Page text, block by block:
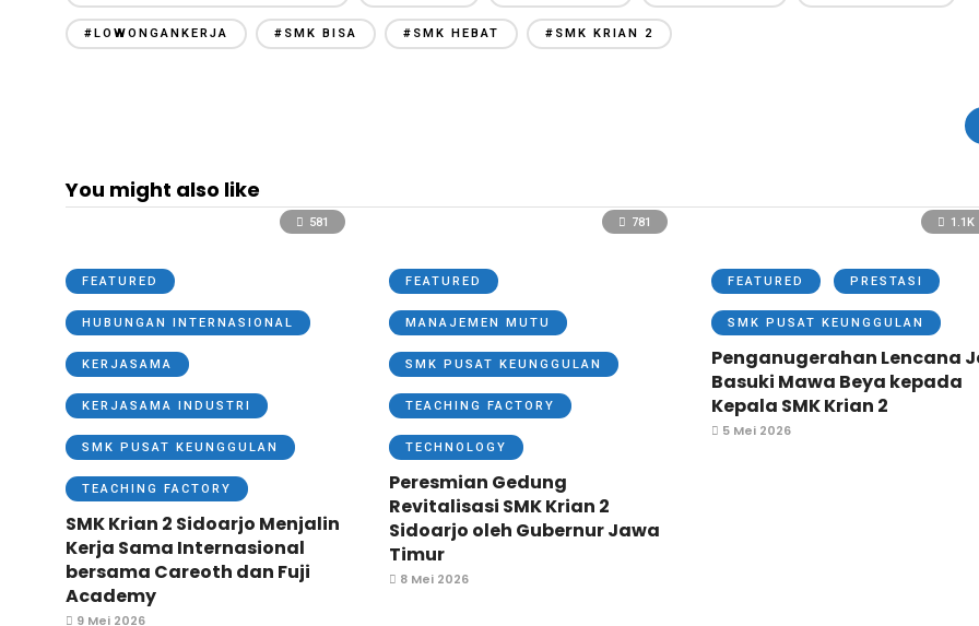
#LOWONGANKERJA #SMK BISA #SMK HEBAT #SMK KRIAN 2
You might also like
581
FEATURED
HUBUNGAN INTERNASIONAL
KERJASAMA
KERJASAMA INDUSTRI
SMK PUSAT KEUNGGULAN
TEACHING FACTORY
SMK Krian 2 Sidoarjo Menjalin
Kerja Sama Internasional
bersama Careoth dan Fuji
Academy
9 Mei 2026
781
FEATURED
MANAJEMEN MUTU
SMK PUSAT KEUNGGULAN
TEACHING FACTORY
TECHNOLOGY
Peresmian Gedung
Revitalisasi SMK Krian 2
Sidoarjo oleh Gubernur Jawa
Timur
8 Mei 2026
1.1K
FEATURED PRESTASI
SMK PUSAT KEUNGGULAN
Penganugerahan Lencana
Basuki Mawa Beya kepada
Kepala SMK Krian 2
5 Mei 2026